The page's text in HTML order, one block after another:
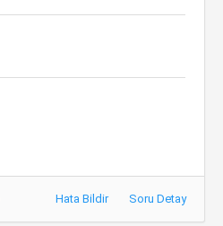
Hata Bildir Soru Detay